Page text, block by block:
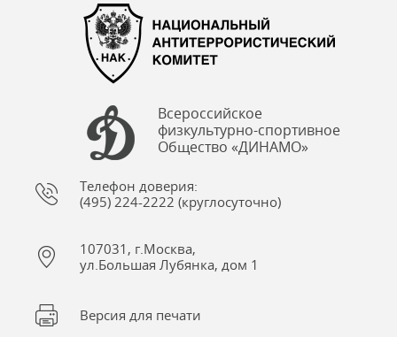
Всероссийское
физкультурно-спортивное
Общество «ДИНАМО»
Телефон доверия:
(495) 224-2222 (круглосуточно)
107031, г.Москва,
ул.Большая Лубянка, дом 1
Версия для печати